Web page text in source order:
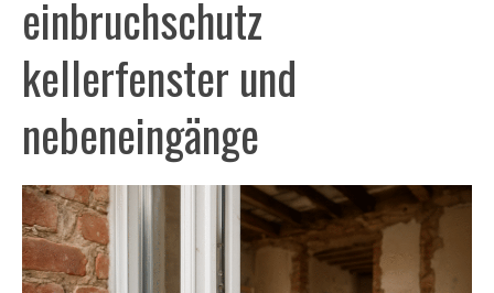
einbruchschutz
kellerfenster und
nebeneingänge